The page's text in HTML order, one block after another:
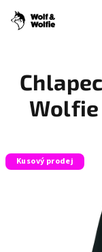
obsah
Wolfie
Kusový prodej